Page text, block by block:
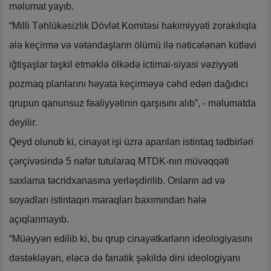
məlumat yayıb.
“Milli Təhlükəsizlik Dövlət Komitəsi hakimiyyəti zorakılıqla
ələ keçirmə və vətəndaşların ölümü ilə nəticələnən kütləvi
iğtişaşlar təşkil etməklə ölkədə ictimai-siyasi vəziyyəti
pozmaq planlarını həyata keçirməyə cəhd edən dağıdıcı
qrupun qanunsuz fəaliyyətinin qarşısını alıb”, - məlumatda
deyilir.
Qeyd olunub ki, cinayət işi üzrə aparılan istintaq tədbirləri
çərçivəsində 5 nəfər tutularaq MTDK-nın müvəqqəti
saxlama təcridxanasına yerləşdirilib. Onların ad və
soyadları istintaqın maraqları baxımından hələ
açıqlanmayıb.
“Müəyyən edilib ki, bu qrup cinayətkarların ideologiyasını
dəstəkləyən, eləcə də fanatik şəkildə dini ideologiyanı